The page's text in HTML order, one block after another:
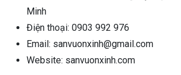
Minh
Điện thoại: 0903 992 976
Email: sanvuonxinh@gmail.com
Website: sanvuonxinh.com